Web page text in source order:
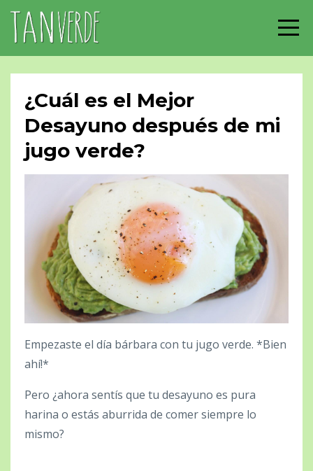
¿Cuál es el Mejor
Desayuno después de mi
jugo verde?
Empezaste el día bárbara con tu jugo verde. *Bien
ahí!*
Pero ¿ahora sentís que tu desayuno es pura
harina o estás aburrida de comer siempre lo
mismo?